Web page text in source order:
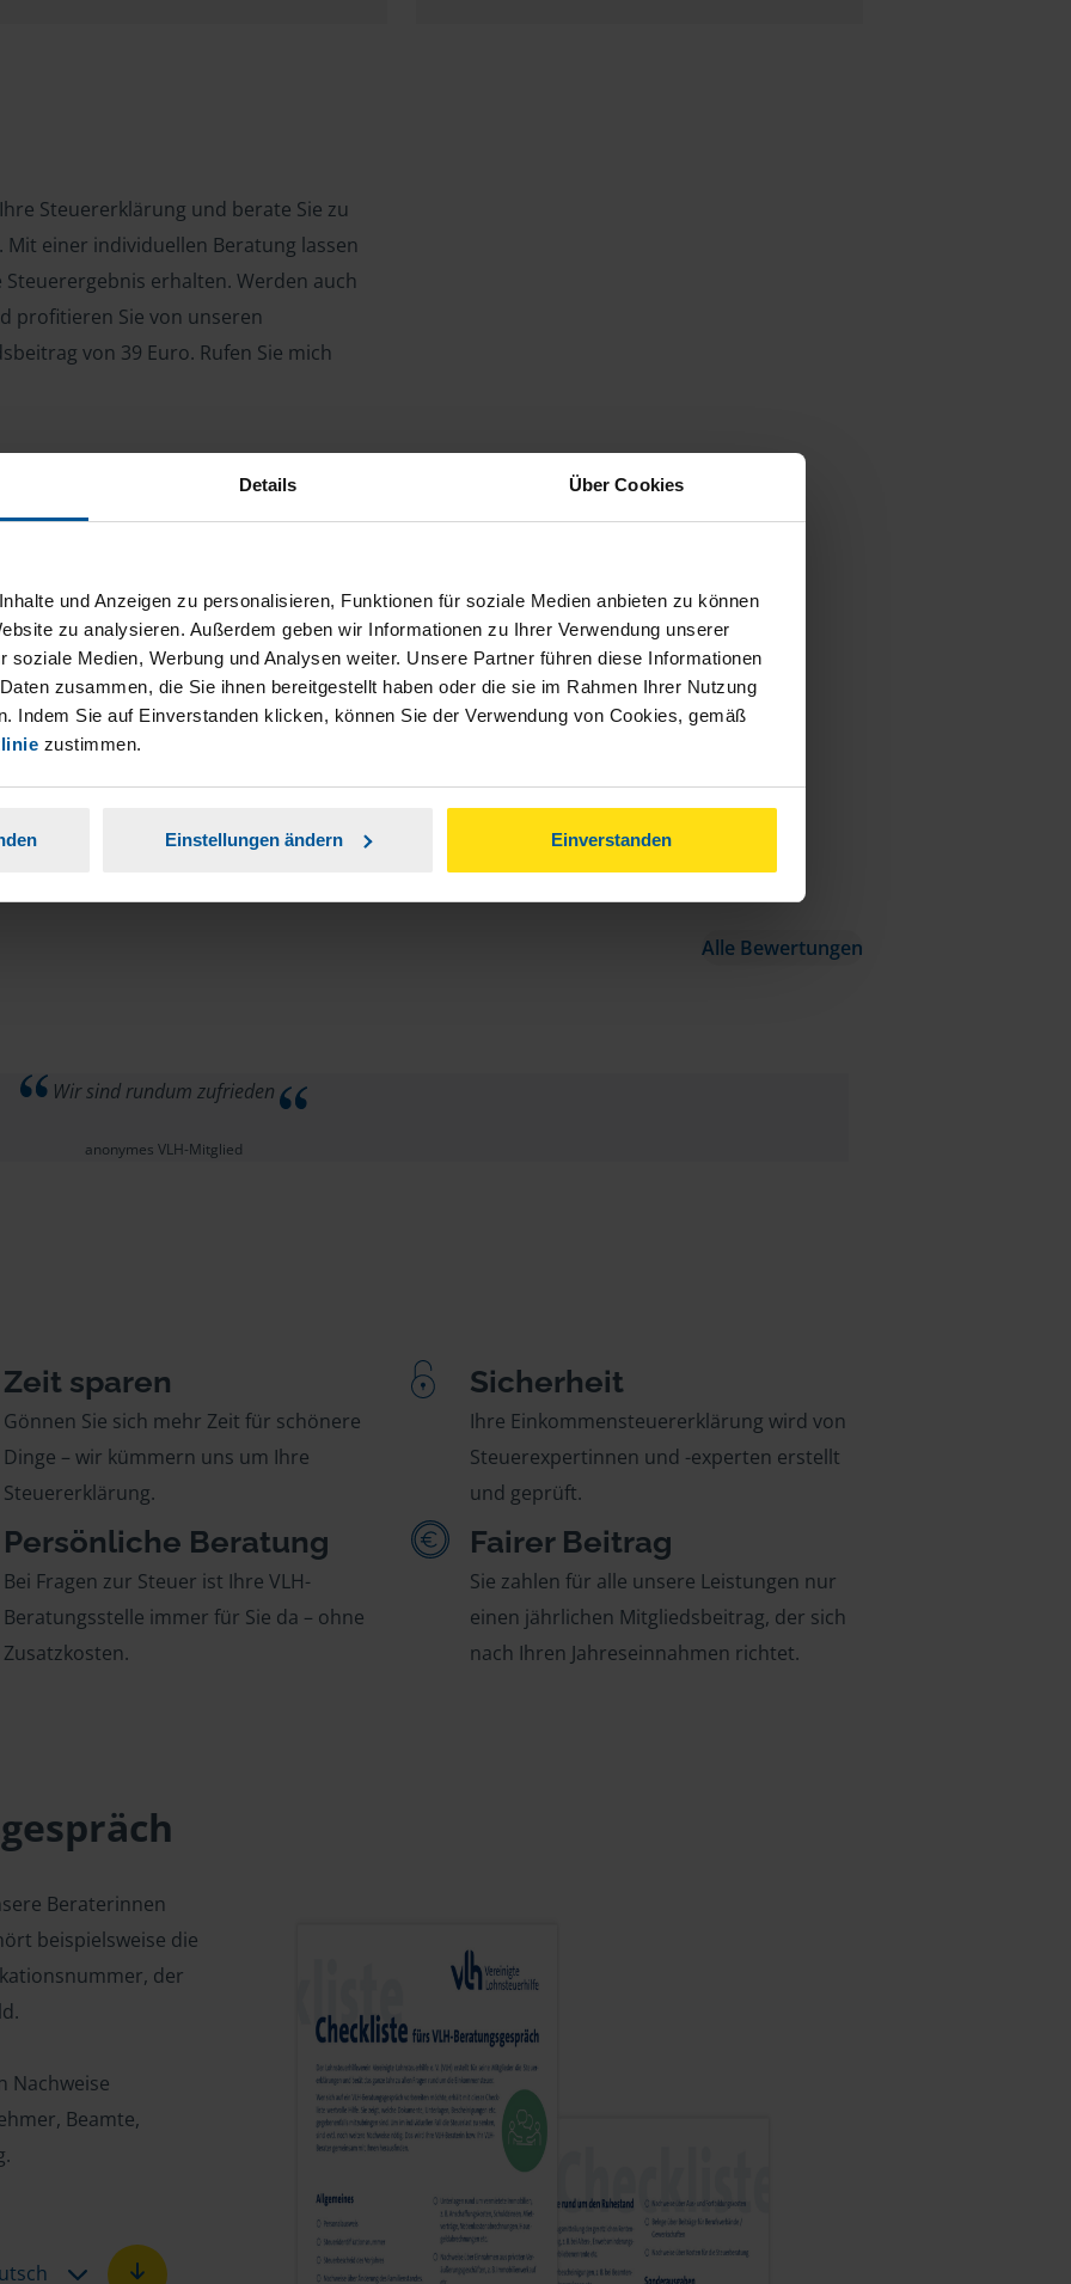
Details Über Cookies
und Anzeigen zu personalisieren, Funktionen für soziale Medien anbieten zu können
zu analysieren. Außerdem geben wir Informationen zu Ihrer Verwendung unserer
soziale Medien, Werbung und Analysen weiter. Unsere Partner führen diese Informationen
zusammen, die Sie ihnen bereitgestellt haben oder die sie im Rahmen Ihrer Nutzung
Indem Sie auf Einverstanden klicken, können Sie der Verwendung von Cookies, gemäß
zustimmen.
Einstellungen ändern Einverstanden
Steuererklärung und berate Sie zu
Mit einer individuellen Beratung lassen
erhalten. Werden auch
profitieren Sie von unseren
von 39 Euro. Rufen Sie mich
Arbeitnehmer, Beamte, Auszubildende,
(StBerG). Auch bei Einkünften
der geeignete Dienstleister für Sie.
Tätigkeit und umsatzsteuerpflichtigen
Alle Bewertungen
Wir sind rundum zufrieden
anonymes VLH-Mitglied
Zeit sparen
Gönnen Sie sich mehr Zeit für schönere
Dinge – wir kümmern uns um Ihre
Steuererklärung.
Sicherheit
Ihre Einkommensteuererklärung wird von
Steuerexpertinnen und -experten erstellt
und geprüft.
Persönliche Beratung
Bei Fragen zur Steuer ist Ihre VLH-
Beratungsstelle immer für Sie da – ohne
Zusatzkosten.
Fairer Beitrag
Sie zahlen für alle unsere Leistungen nur
einen jährlichen Mitgliedsbeitrag, der sich
nach Ihren Jahreseinnahmen richtet.
Beraterinnen
beispielsweise die
der
Nachweise
Beamte,